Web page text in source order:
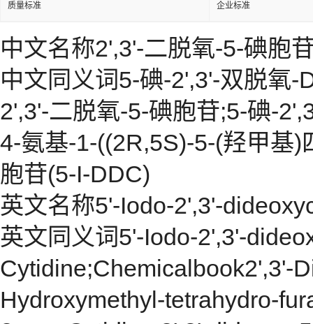
质量标准 企业标准
中文名称2',3'-二脱氧-5-碘胞
中文同义词5-碘-2',3'-双脱氧-
2',3'-二脱氧-5-碘胞苷;5-碘-
4-氨基-1-((2R,5S)-5-(羟甲基
胞苷(5-I-DDC)
英文名称5'-Iodo-2',3'-
英文同义词5'-Iodo-2',3'-
Cytidine;Chemicalbook2',3'-
Hydroxymethyl-tetrahydro-